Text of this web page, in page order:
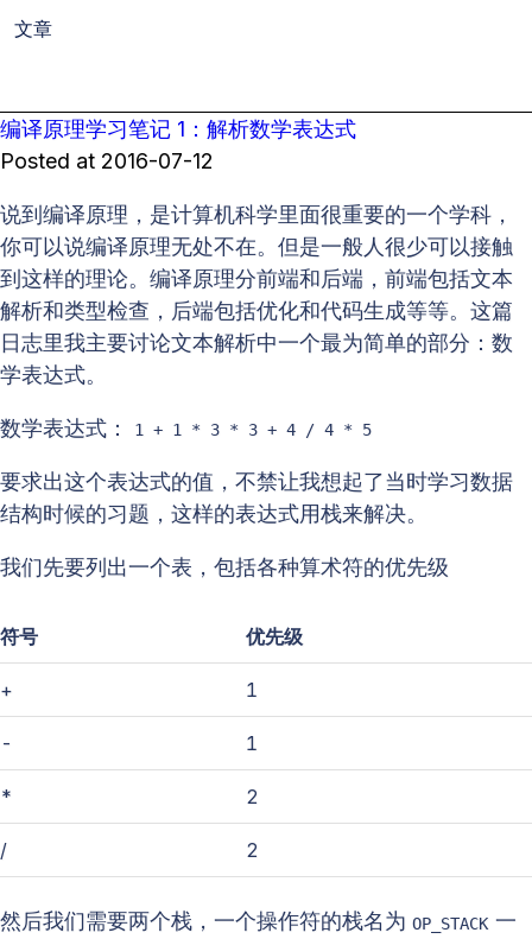
文章
编译原理学习笔记 1：解析数学表达式
Posted at 2016-07-12
说到编译原理，是计算机科学里面很重要的一个学科，
你可以说编译原理无处不在。但是一般人很少可以接触
到这样的理论。编译原理分前端和后端，前端包括文本
解析和类型检查，后端包括优化和代码生成等等。这篇
日志里我主要讨论文本解析中一个最为简单的部分：数
学表达式。
数学表达式： 1 + 1 * 3 * 3 + 4 / 4 * 5
要求出这个表达式的值，不禁让我想起了当时学习数据
结构时候的习题，这样的表达式用栈来解决。
我们先要列出一个表，包括各种算术符的优先级
符号 优先级
+ 1
- 1
* 2
/ 2
然后我们需要两个栈，一个操作符的栈名为 OP_STACK 一